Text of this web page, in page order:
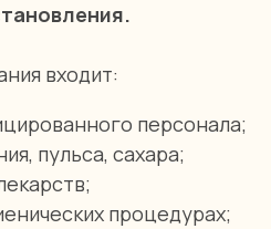
входит:
персонала;
пульса, сахара;
процедурах;